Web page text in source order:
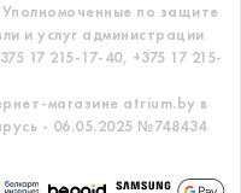
Уполномоченные по защите
и услуг администрации
17 215-17-40, +375 17 215-
магазине atrium.by в
- 06.05.2025 №748434